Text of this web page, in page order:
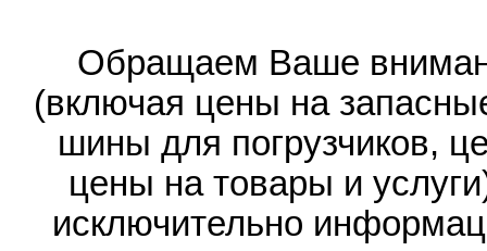
Обращаем Ваше
(включая цены на
шины для погрузчиков,
цены на товары и
исключительно